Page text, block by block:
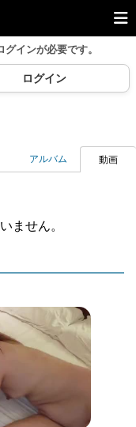
グインが必要です。
ログイン
アルバム 動画
ません。